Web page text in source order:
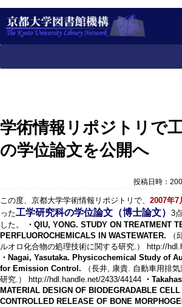
学術情報リポジトリで
の学位論文を公開へ
投稿日時：
この度、京都大学学術情報リポジトリで、 2007年7
った工学研究科の学位論文（博士論文） 3
した。
・QIU, YONG. STUDY ON TREATMENT
PERFLUOROCHEMICALS IN WASTEWATER.
ルオロ化合物の処理技術に関する研究.） http://
・Nagai, Yasutaka. Physicochemical Study of
for Emission Control.
（長井, 康貴. 自動車用排
研究.） http://hdl.handle.net/2433/44144 ・
MATERIAL DESIGN OF BIODEGRADABLE
CONTROLLED RELEASE OF BONE